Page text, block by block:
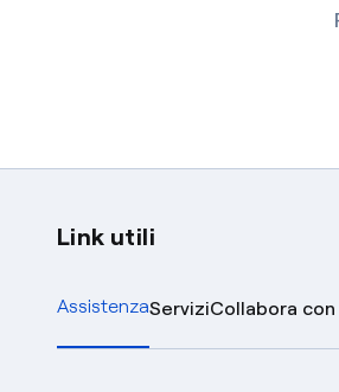
Link utili
AssistenzaServiziCollabora con